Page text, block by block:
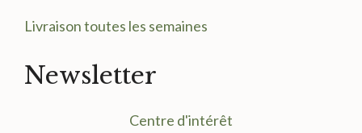
Livraison toutes les semaines
Newsletter
Centre d'intérêt